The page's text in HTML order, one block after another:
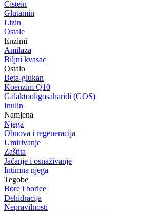
Cistein
Glutamin
Lizin
Ostale
Enzimi
Amilaza
Biljni kvasac
Ostalo
Beta-glukan
Koenzim Q10
Galaktooligosaharidi (GOS)
Inulin
Namjena
Njega
Obnova i regeneracija
Umirivanje
Zaštita
Jačanje i osnaživanje
Intimna njega
Tegobe
Bore i borice
Dehidracija
Nepravilnosti